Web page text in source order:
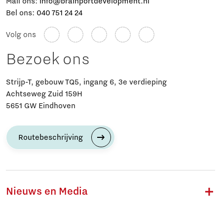
Bel ons: 040 751 24 24
Volg ons
Bezoek ons
Strijp-T, gebouw TQ5, ingang 6, 3e verdieping
Achtseweg Zuid 159H
5651 GW Eindhoven
Routebeschrijving
Nieuws en Media